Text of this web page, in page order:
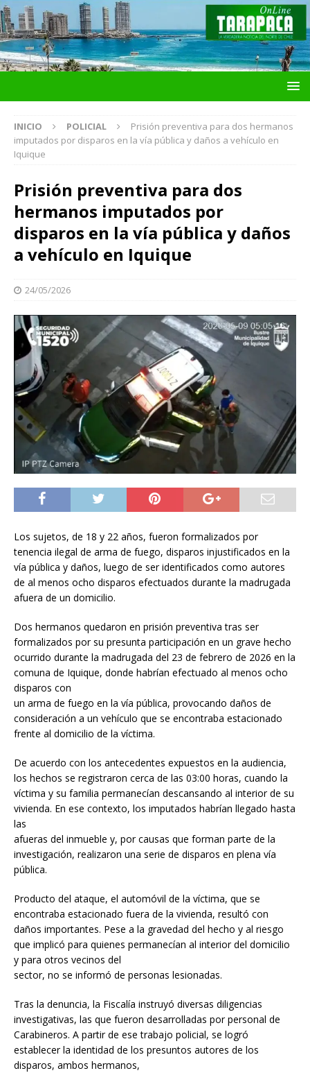
INICIO POLICIAL
Prisión preventiva para dos hermanos
imputados por disparos en la vía pública y daños a vehículo en
Iquique
Prisión preventiva para dos
hermanos imputados por
disparos en la vía pública y daños
a vehículo en Iquique
24/05/2026
Los sujetos, de 18 y 22 años, fueron formalizados por
tenencia ilegal de arma de fuego, disparos injustificados en la
vía pública y daños, luego de ser identificados como autores
de al menos ocho disparos efectuados durante la madrugada
afuera de un domicilio.
Dos hermanos quedaron en prisión preventiva tras ser
formalizados por su presunta participación en un grave hecho
ocurrido durante la madrugada del 23 de febrero de 2026 en la
comuna de Iquique, donde habrían efectuado al menos ocho
disparos con
un arma de fuego en la vía pública, provocando daños de
consideración a un vehículo que se encontraba estacionado
frente al domicilio de la víctima.
De acuerdo con los antecedentes expuestos en la audiencia,
los hechos se registraron cerca de las 03:00 horas, cuando la
víctima y su familia permanecían descansando al interior de su
vivienda. En ese contexto, los imputados habrían llegado hasta
las
afueras del inmueble y, por causas que forman parte de la
investigación, realizaron una serie de disparos en plena vía
pública.
Producto del ataque, el automóvil de la víctima, que se
encontraba estacionado fuera de la vivienda, resultó con
daños importantes. Pese a la gravedad del hecho y al riesgo
que implicó para quienes permanecían al interior del domicilio
y para otros vecinos del
sector, no se informó de personas lesionadas.
Tras la denuncia, la Fiscalía instruyó diversas diligencias
investigativas, las que fueron desarrolladas por personal de
Carabineros. A partir de ese trabajo policial, se logró
establecer la identidad de los presuntos autores de los
disparos, ambos hermanos,